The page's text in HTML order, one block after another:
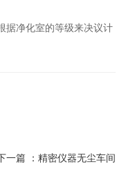
据净化室的等级来决议计
一篇 ： 精密仪器无尘车间